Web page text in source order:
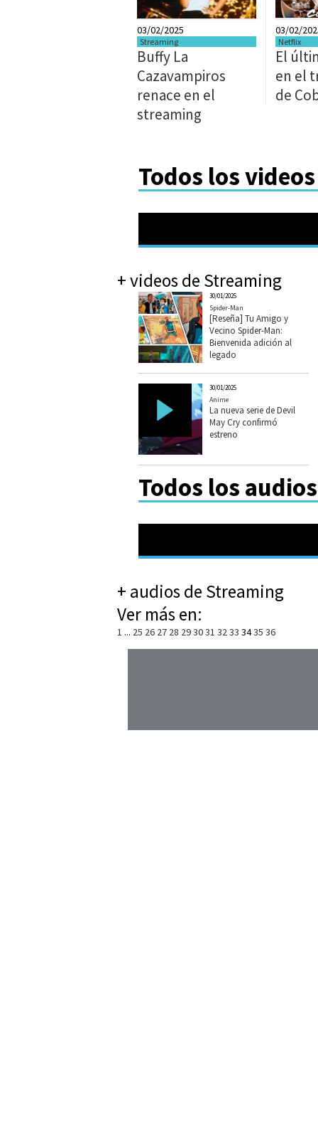
03/02/2025
Streaming
Buffy La
Cazavampiros
renace en el
streaming
03/02/
Netflix
El
en el
de
Todos los
+ videos de Streaming
30/01/2025
Spider-Man
[Reseña] Tu Amigo y
Vecino Spider-Man:
Bienvenida adición al
legado
30/01/2025
Anime
La nueva serie de Devil
May Cry confirmó
estreno
Todos los
+ audios de Streaming
Ver más en:
1 ... 25 26 27 28 293031 3233 3435 36